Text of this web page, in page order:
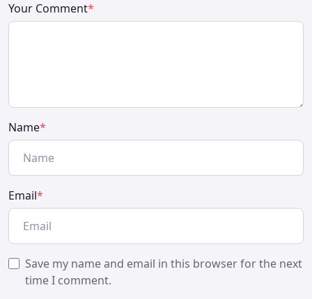
Your Comment*
Name*
Email*
Save my name and email in this browser for the next
time I comment.